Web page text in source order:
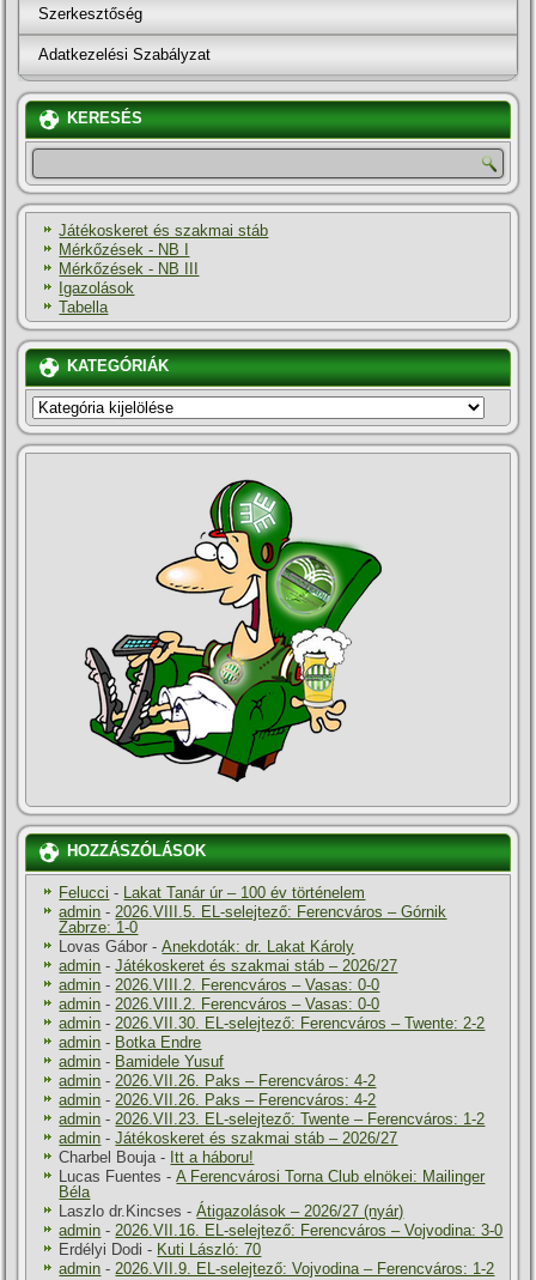
Szerkesztőség
Adatkezelési Szabályzat
KERESÉS
Játékoskeret és szakmai stáb
Mérkőzések - NB I
Mérkőzések - NB III
Igazolások
Tabella
KATEGÓRIÁK
KATEGÓRIÁK
HOZZÁSZÓLÁSOK
Felucci - Lakat Tanár úr – 100 év történelem
admin -2026.VIII.5. EL-selejtező: Ferencváros – Górnik
Zabrze: 1-0
Lovas Gábor -Anekdoták: dr. Lakat Károly
admin -Játékoskeret és szakmai stáb – 2026/27
admin -2026.VIII.2. Ferencváros – Vasas: 0-0
admin -2026.VIII.2. Ferencváros – Vasas: 0-0
admin -2026.VII.30. EL-selejtező: Ferencváros – Twente: 2-2
admin - Botka Endre
admin - Bamidele Yusuf
admin -2026.VII.26. Paks – Ferencváros: 4-2
admin -2026.VII.26. Paks – Ferencváros: 4-2
admin -2026.VII.23. EL-selejtező: Twente – Ferencváros: 1-2
admin -Játékoskeret és szakmai stáb – 2026/27
Charbel Bouja- Itt a háboru!
Lucas Fuentes -A Ferencvárosi Torna Club elnökei: Mailinger
Béla
Laszlo dr.Kincses -Átigazolások – 2026/27 (nyár)
admin -2026.VII.16. EL-selejtező: Ferencváros – Vojvodina: 3-0
Erdélyi Dodi - Kuti László: 70
admin -2026.VII.9. EL-selejtező: Vojvodina – Ferencváros: 1-2